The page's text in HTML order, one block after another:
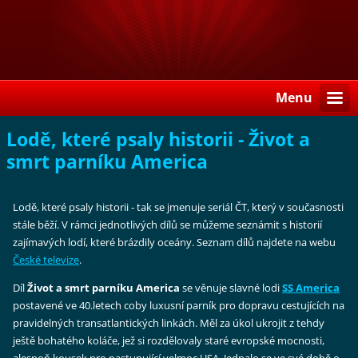
Menu
Lodě, které psaly historii - Život a
smrt parníku America
Lodě, které psaly historii - tak se jmenuje seriál ČT, který v současnosti
stále běží. V rámci jednotlivých dílů se můžeme seznámit s historií
zajímavých lodí, které brázdily oceány. Seznam dílů najdete na webu
České televize.
DílŽivot a smrt parníku America se věnuje slavné lodiSS America
postavené ve 40.letech coby luxusní parník pro dopravu cestujících na
pravidelných transatlantických linkách. Měl za úkol ukrojit z tehdy
ještě bohatého koláče, jež si rozdělovaly staré evropské mocnosti,